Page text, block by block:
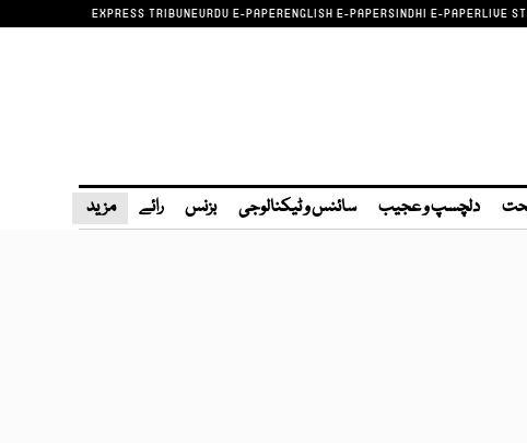
EXPRESS TRIBUNEURDU E-PAPERENGLISH E-PAPERSINDHI E-PAPERLIVE
دلچسپ و عجیب سائنس و ٹیکنالوجی بزنس رائے مزید